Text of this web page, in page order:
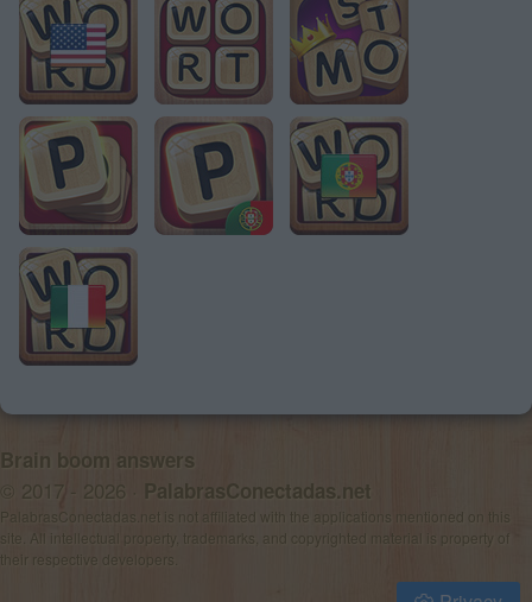
Brain boom answers
© 2017 - 2026 · PalabrasConectadas.net
PalabrasConectadas.net is not affiliated with the applications mentioned on this
site. All intellectual property, trademarks, and copyrighted material is property of
their respective developers.